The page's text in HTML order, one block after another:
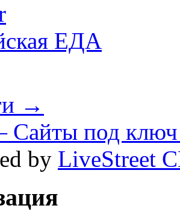
ЕДА
→
под ключ
by LiveStreet